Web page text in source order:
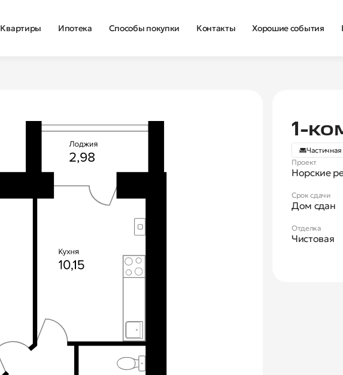
Квартиры Ипотека Способы покупки Контакты Хорошие события
Проект
Норские
Срок сдачи
Дом сдан
Отделка
Чистовая